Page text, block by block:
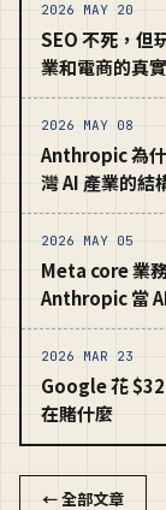
2026 MAY 20
SEO 不死，但
業和電商的真
2026 MAY 08
Anthropic 為
灣 AI 產業的結
2026 MAY 05
Meta core 業
Anthropic 當
2026 MAR 23
Google 花
在賭什麼
← 全部文章